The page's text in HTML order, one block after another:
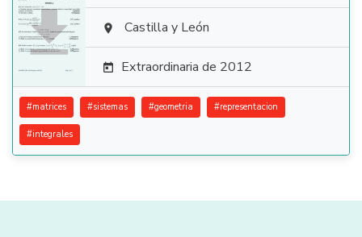
  Castilla y León
 Extraordinaria de 2012
#matrices #sistemas #geometria #representacion
#integrales